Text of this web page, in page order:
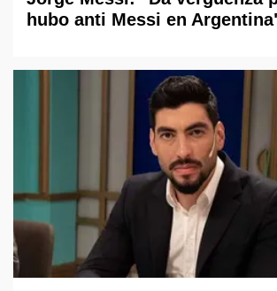
hubo anti Messi en